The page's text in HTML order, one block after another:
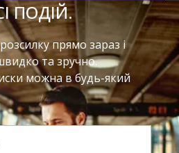
ПОДІЙ.
прямо зараз і
та зручно.
можна в будь-який